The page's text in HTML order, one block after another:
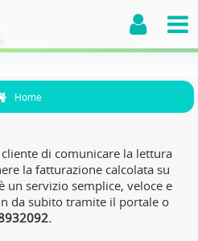
Home
di comunicare la lettura
la fatturazione calcolata su
un servizio semplice, veloce e
da subito tramite il portale o